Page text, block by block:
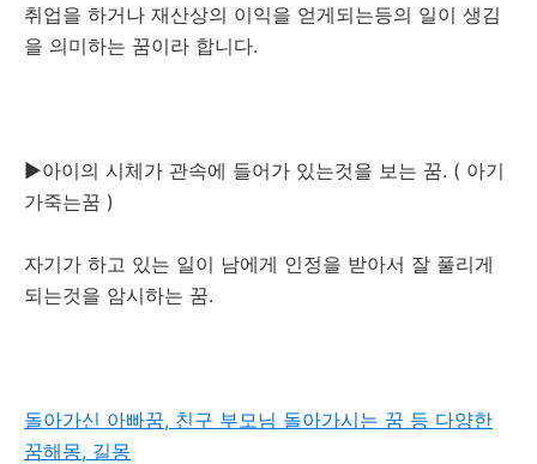
취업을 하거나 재산상의 이익을 얻게되는등의 일이 생김
을 의미하는 꿈이라 합니다.
▶아이의 시체가 관속에 들어가 있는것을 보는 꿈. ( 아기
가죽는꿈 )
자기가 하고 있는 일이 남에게 인정을 받아서 잘 풀리게
되는것을 암시하는 꿈.
돌아가신 아빠꿈, 친구 부모님 돌아가시는 꿈 등 다양한
꿈해몽, 길몽